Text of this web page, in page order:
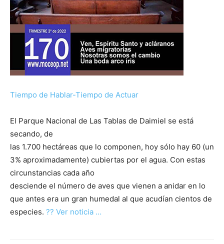
Tiempo de Hablar-Tiempo de Actuar
El Parque Nacional de Las Tablas de Daimiel se está
secando, de
las 1.700 hectáreas que lo componen, hoy sólo hay 60 (un
3% aproximadamente) cubiertas por el agua. Con estas
circunstancias cada año
desciende el número de aves que vienen a anidar en lo
que antes era un gran humedal al que acudían cientos de
especies. ?? Ver noticia …